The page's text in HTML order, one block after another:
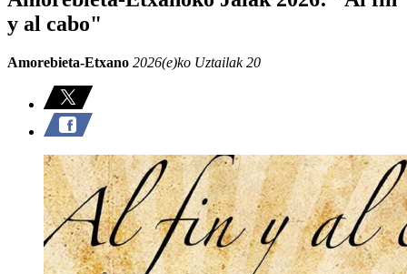
y al cabo"
Amorebieta-Etxano 2026(e)ko Uztailak 20